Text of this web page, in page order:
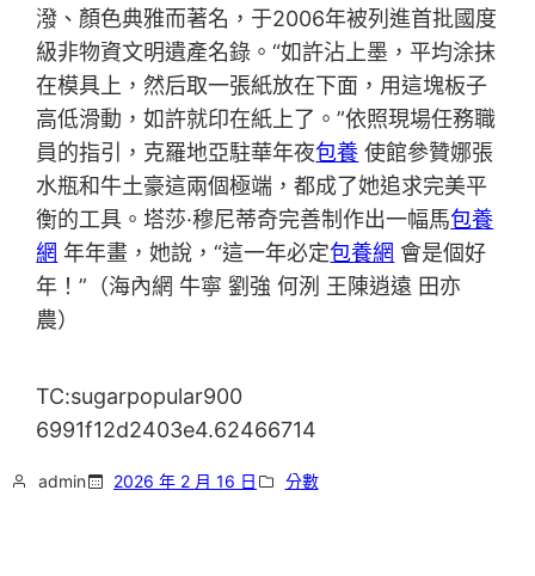
潑、顏色典雅而著名，于2006年被列進首批國度
級非物資文明遺產名錄。“如許沾上墨，平均涂抹
在模具上，然后取一張紙放在下面，用這塊板子
高低滑動，如許就印在紙上了。”依照現場任務職
員的指引，克羅地亞駐華年夜包養 使館參贊娜張
水瓶和牛土豪這兩個極端，都成了她追求完美平
衡的工具。塔莎·穆尼蒂奇完善制作出一幅馬包養
網 年年畫，她說，“這一年必定包養網 會是個好
年！”（海內網 牛寧 劉強 何洌 王陳逍遠 田亦
農）
TC:sugarpopular900
6991f12d2403e4.62466714
admin 2026 年 2 月 16 日 分數